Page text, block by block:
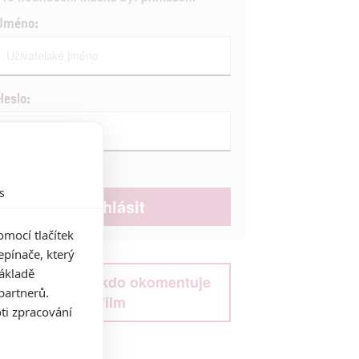
Buďte první kdo okomentuje
film
tlačítek
který
zpracování